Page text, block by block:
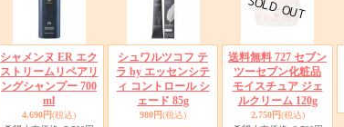
シャメンヌ ER エク
ストリームリペアリ
ングシャンプー 700
ml
4,690円(税込)
シュワルツコフ テ
ラ by エッセンシテ
ィ コントロール シ
ェード 85g
980円(税込)
送料無料 727 セブン
ツーセブン化粧品
モイスチュア ジェ
ルクリーム 120g
2,750円(税込)